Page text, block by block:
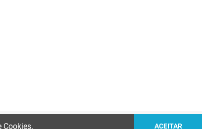
Cookies. ACEITAR